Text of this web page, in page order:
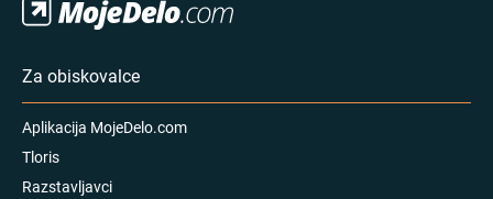
Za obiskovalce
Aplikacija MojeDelo.com
Tloris
Razstavljavci